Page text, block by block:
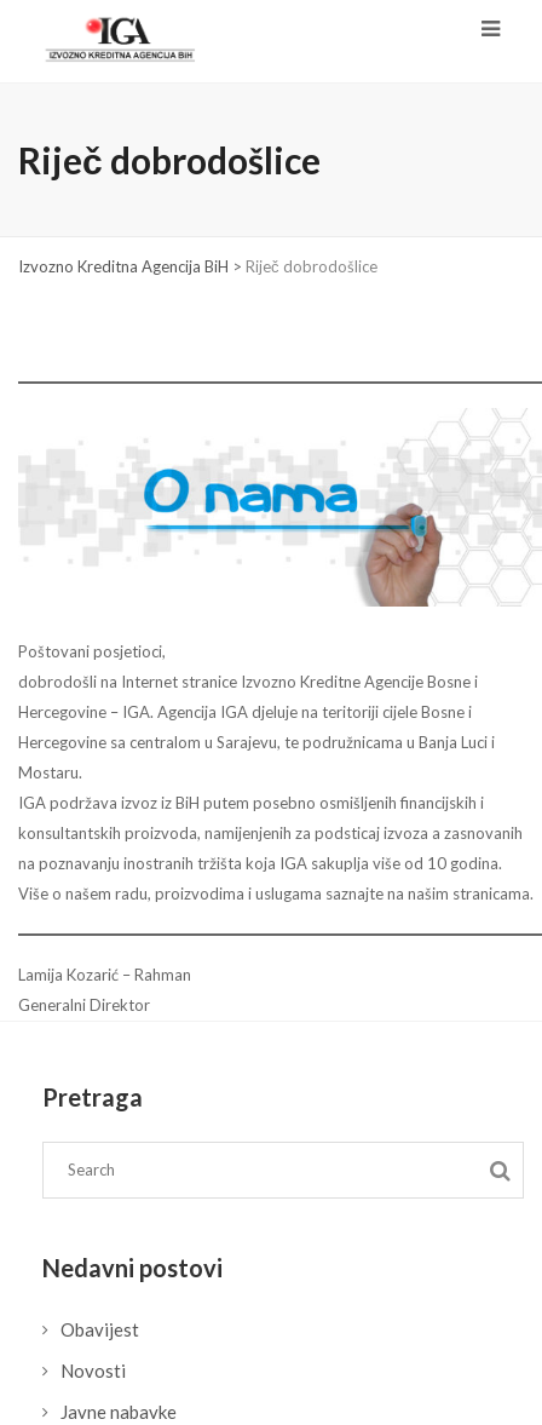
Riječ dobrodošlice
Izvozno Kreditna Agencija BiH > Riječ dobrodošlice
Poštovani posjetioci,
dobrodošli na Internet stranice Izvozno Kreditne Agencije Bosne i
Hercegovine – IGA. Agencija IGA djeluje na teritoriji cijele Bosne i
Hercegovine sa centralom u Sarajevu, te podružnicama u Banja Luci i
Mostaru.
IGA podržava izvoz iz BiH putem posebno osmišljenih financijskih i
konsultantskih proizvoda, namijenjenih za podsticaj izvoza a zasnovanih
na poznavanju inostranih tržišta koja IGA sakuplja više od 10 godina.
Više o našem radu, proizvodima i uslugama saznajte na našim stranicama.
Lamija Kozarić – Rahman
Generalni Direktor
Pretraga
Nedavni postovi
Obavijest
Novosti
Javne nabavke